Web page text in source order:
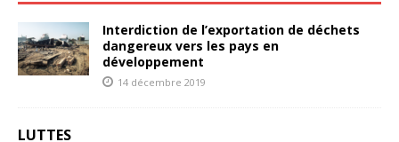
Interdiction de l’exportation de déchets
dangereux vers les pays en
développement
14 décembre 2019
LUTTES